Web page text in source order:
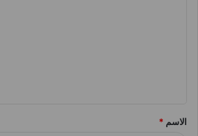
*
الاسم *